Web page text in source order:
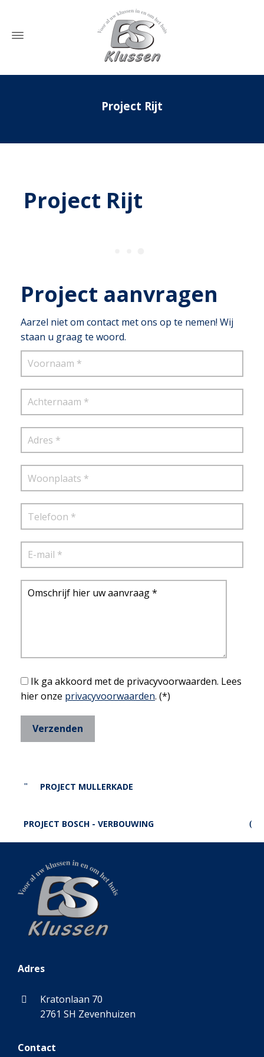
Project Rijt
Project Rijt
Project aanvragen
Aarzel niet om contact met ons op te nemen! Wij
staan u graag te woord.
Ik ga akkoord met de privacyvoorwaarden. Lees
hier onze privacyvoorwaarden. (*)
PROJECT MULLERKADE
PROJECT BOSCH - VERBOUWING
Adres
Kratonlaan 70
2761 SH Zevenhuizen
Contact